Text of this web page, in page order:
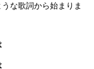
な歌詞から始まりま